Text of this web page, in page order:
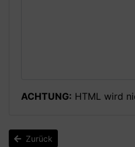
ACHTUNG: HTML wird
Zurück